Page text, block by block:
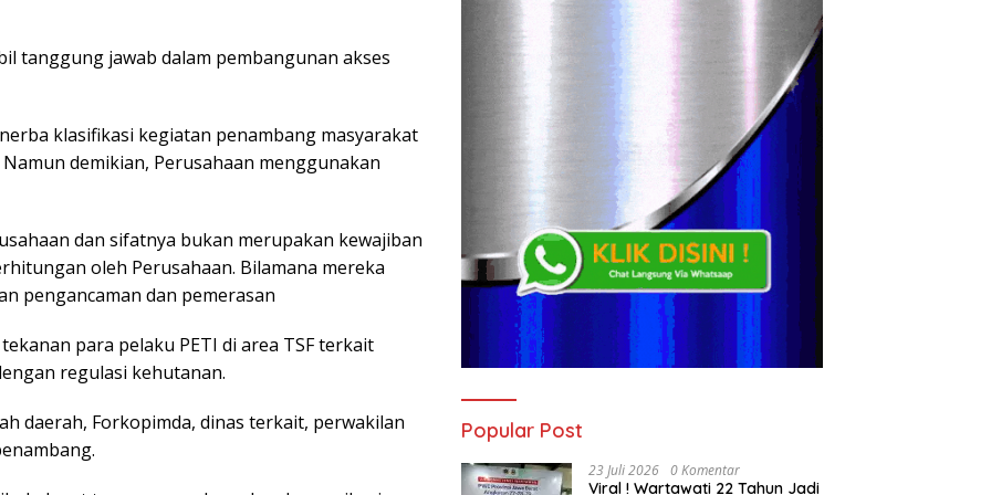
tanggung jawab dalam pembangunan akses
klasifikasi kegiatan penambang masyarakat
demikian, Perusahaan menggunakan
dan sifatnya bukan merupakan kewajiban
oleh Perusahaan. Bilamana mereka
pengancaman dan pemerasan
para pelaku PETI di area TSF terkait
regulasi kehutanan.
daerah, Forkopimda, dinas terkait, perwakilan
Popular Post
23 Juli 2026 0 Komentar
Viral ! Wartawati 22 Tahun Jadi